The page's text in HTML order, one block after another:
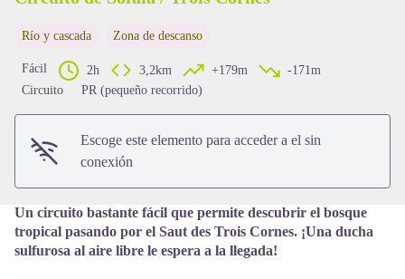
View picture in full screen
Río y cascada Zona de descanso
Fácil 2h 3,2km +179m
-171m
Circuito
PR (pequeño recorrido)
Escoge este elemento para acceder a el sin
conexión
Un circuito bastante fácil que permite descubrir el bosque
tropical pasando por el Saut des Trois Cornes. ¡Una ducha
sulfurosa al aire libre le espera a la llegada!